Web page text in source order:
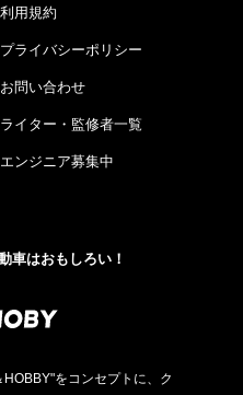
利用規約
プライバシーポリシー
お問い合わせ
ライター・監修者一覧
エンジニア募集中
車はおもしろい！
をコンセプトに、ク